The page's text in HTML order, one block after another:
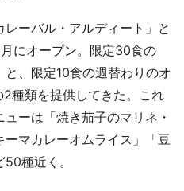
ーバル・アルディート」と
にオープン。限定30食の
と、限定10食の週替わりのオ
種類を提供してきた。これ
ーは「焼き茄子のマリネ・
マカレーオムライス」「豆
種近く。